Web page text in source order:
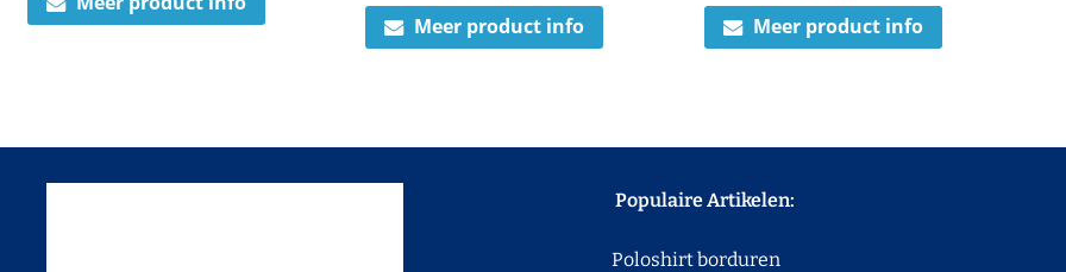
Meer product info Meer product info
Populaire Artikelen:
Poloshirt borduren